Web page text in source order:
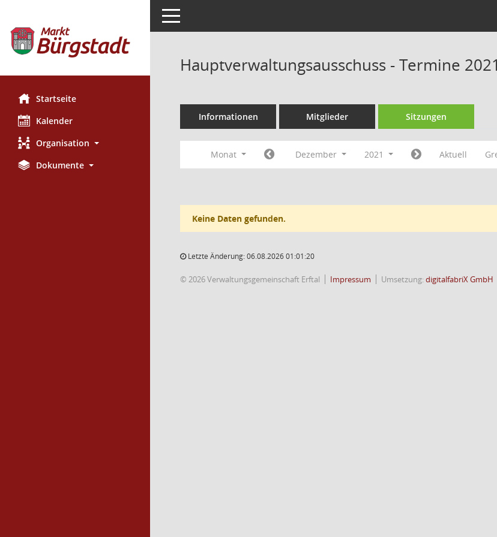
Startseite
Kalender
Organisation
Dokumente
Toggle navigation
Hauptverwaltungsausschuss - Termine 2021
Informationen Mitglieder Sitzungen
Monat Dezember 2021 Aktuell
Keine Daten gefunden.
Letzte Änderung: 06.08.2026 01:01:20
© 2026 Verwaltungsgemeinschaft Erftal Impressum Umsetzung:digitalfabriX GmbH